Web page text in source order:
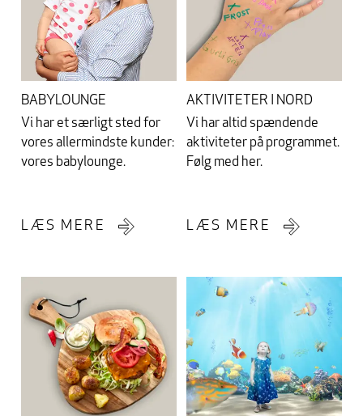
BABYLOUNGE
Vi har et særligt sted for
vores allermindste kunder:
vores babylounge.
LÆS MERE
AKTIVITETER I NORD
Vi har altid spændende
aktiviteter på programmet.
Følg med her.
LÆS MERE